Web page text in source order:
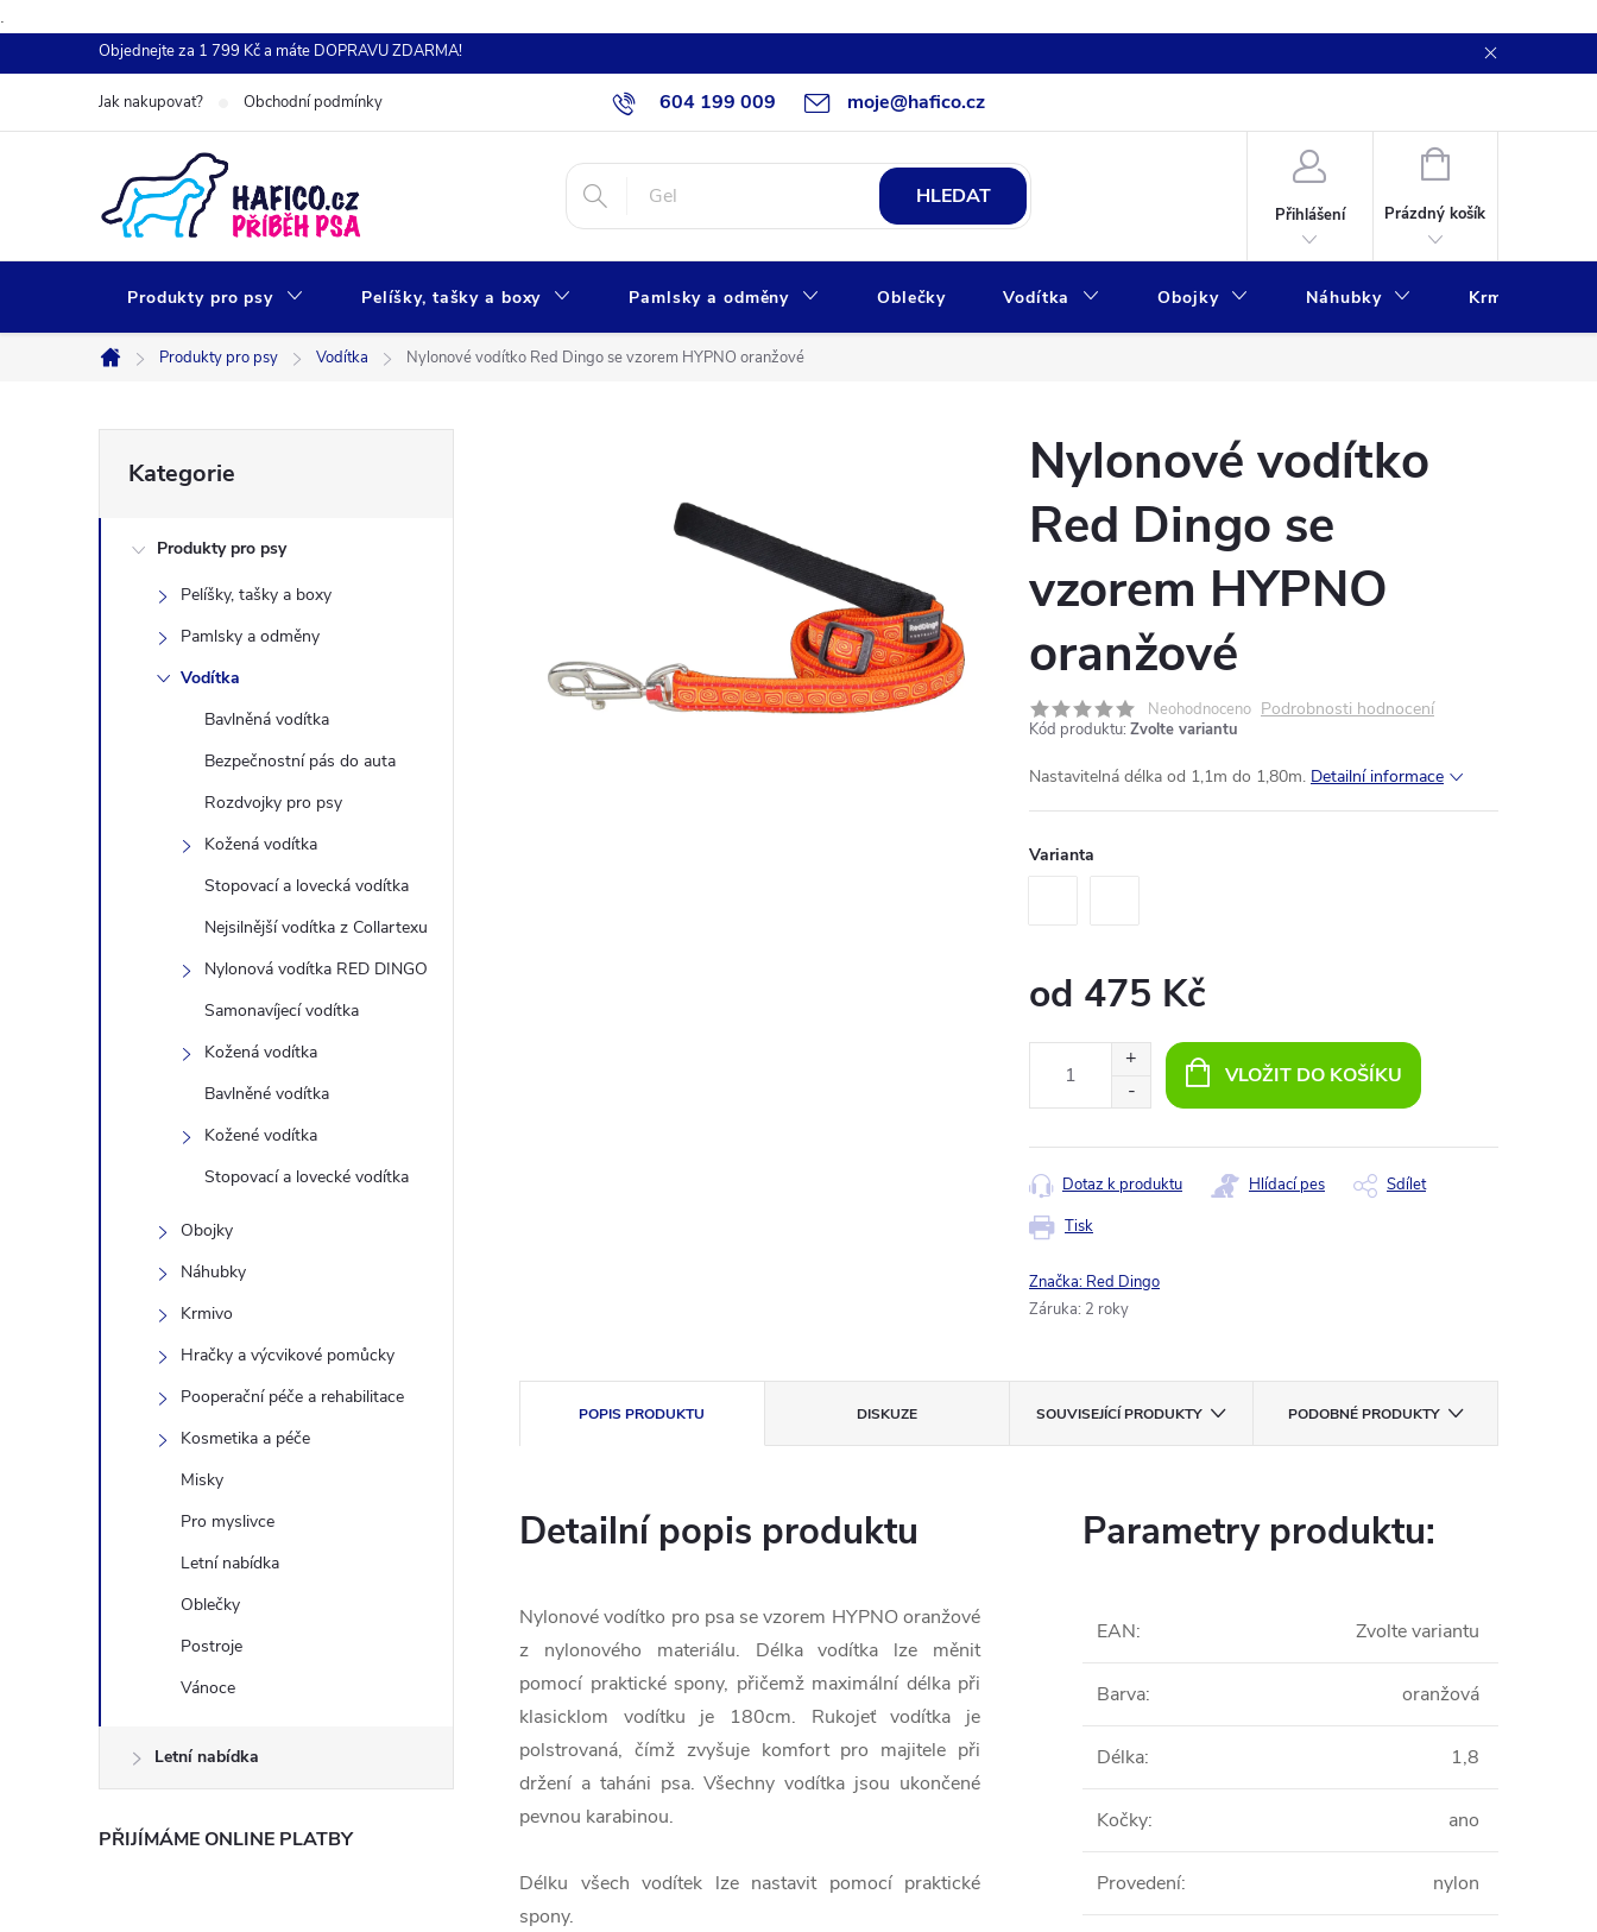
.
na
Objednejte za 1 799 Kč a máte DOPRAVU ZDARMA!
604 199 009 moje@hafico.cz
Jak nakupovat? Obchodní podmínky
HLEDAT
Přihlášení
NÁKUPNÍ
Prázdný košík
Produkty pro psy Pelíšky, tašky a boxy Pamlsky a odměny Oblečky Vodítka Obojky Náhubky Krmivo
Domů
Produkty pro psy Vodítka Nylonové vodítko Red Dingo se vzorem HYPNO oranžové
o
kategorie
Kategorie
Produkty pro psy
Pelíšky, tašky a boxy
Pamlsky a odměny
Vodítka
Bavlněná vodítka
Bezpečnostní pás do auta
Rozdvojky pro psy
Kožená vodítka
Stopovací a lovecká vodítka
Nejsilnější vodítka z Collartexu
Nylonová vodítka RED DINGO
Samonavíjecí vodítka
Kožená vodítka
Bavlněné vodítka
Kožené vodítka
Stopovací a lovecké vodítka
Obojky
Náhubky
Krmivo
Hračky a výcvikové pomůcky
Pooperační péče a rehabilitace
Kosmetika a péče
Misky
Pro myslivce
Letní nabídka
Oblečky
Postroje
Vánoce
Letní nabídka
PŘIJÍMÁME ONLINE PLATBY
Nylonové vodítko
Red Dingo se
vzorem HYPNO
oranžové
Neohodnoceno Podrobnosti hodnocení
Kód produktu: Zvolte variantu
Nastavitelná délka od 1,1m do 1,80m. Detailní informace
Varianta
od 475 Kč
VLOŽIT DO KOŠÍKU
Tisk
Dotaz k produktu Hlídací pes Sdílet
Značka: Red Dingo
Záruka: 2 roky
POPIS PRODUKTU DISKUZE SOUVISEJÍCÍ PRODUKTY PODOBNÉ PRODUKTY
Detailní popis produktu
Nylonovévodítko pro psase vzorem HYPNO oranžové
z
nylonového materiálu. Délka vodítka lze
měnit
pomocí praktické spony, přičemž maximální délka při
klasicklom
vodítku je 180cm. Rukojeť vodítka
je
polstrovaná, čímž zvyšuje komfort pro majitele při
držení a taháni psa. Všechny vodítka jsou ukončené
pevnou karabinou.
Délku všech vodítek lze nastavit pomocí praktické
spony.
Parametry produktu:
EAN: Zvolte variantu
Barva: oranžová
Délka: 1,8
Kočky: ano
Provedení: nylon